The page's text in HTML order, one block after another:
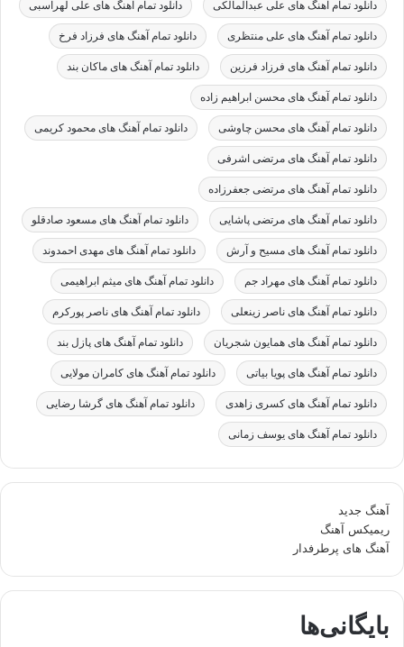
دانلود تمام آهنگ های علی عبدالمالکی دانلود تمام آهنگ های علی لهراسبی
دانلود تمام آهنگ های علی منتظری دانلود تمام آهنگ های فرزاد فرخ
دانلود تمام آهنگ های فرزاد فرزین دانلود تمام آهنگ های ماکان بند
دانلود تمام آهنگ های محسن ابراهیم زاده
دانلود تمام آهنگ های محسن چاوشی دانلود تمام آهنگ های محمود کریمی
دانلود تمام آهنگ های مرتضی اشرفی
دانلود تمام آهنگ های مرتضی جعفرزاده
دانلود تمام آهنگ های مرتضی پاشایی دانلود تمام آهنگ های مسعود صادقلو
دانلود تمام آهنگ های مسیح و آرش دانلود تمام آهنگ های مهدی احمدوند
دانلود تمام آهنگ های مهراد جم دانلود تمام آهنگ های میثم ابراهیمی
دانلود تمام آهنگ های ناصر زینعلی دانلود تمام آهنگ های ناصر پورکرم
دانلود تمام آهنگ های همایون شجریان دانلود تمام آهنگ های پازل بند
دانلود تمام آهنگ های پویا بیاتی دانلود تمام آهنگ های کامران مولایی
دانلود تمام آهنگ های کسری زاهدی دانلود تمام آهنگ های گرشا رضایی
دانلود تمام آهنگ های یوسف زمانی
آهنگ جدید
ریمیکس آهنگ
آهنگ های پرطرفدار
بایگانی‌ها